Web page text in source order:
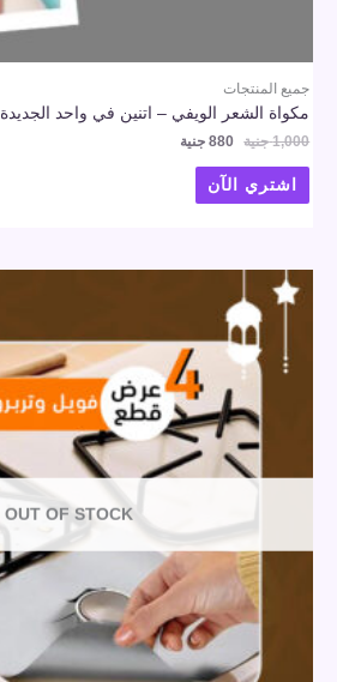
جميع المنتجات
مكواة الشعر الويفي – اتنين في واحد الجديدة
1,000 جنية 880 جنية
اشتري الآن
OUT OF STOCK